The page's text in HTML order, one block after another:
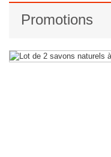
MAROC, HUILES
COFFRETS ET
Promotions